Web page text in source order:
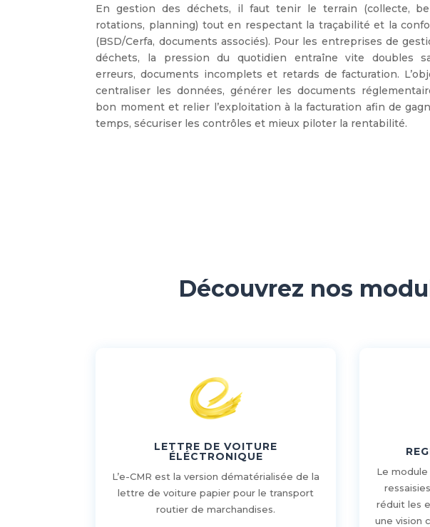
En gestion des déchets, il faut tenir le terrain (collecte,
rotations, planning) tout en respectant la traçabilité et la
(BSD/Cerfa, documents associés). Pour les entreprises de
déchets, la pression du quotidien entraîne vite doubles
erreurs, documents incomplets et retards de facturation.
centraliser les données, générer les documents
bon moment et relier l’exploitation à la facturation afin de
temps, sécuriser les contrôles et mieux piloter la rentabilité.
Découvrez nos
LETTRE DE VOITURE
ÉLÉCTRONIQUE
L’e-CMR est la version dématérialisée de la
lettre de voiture papier pour le transport
routier de marchandises.
Le
réduit les
une vision